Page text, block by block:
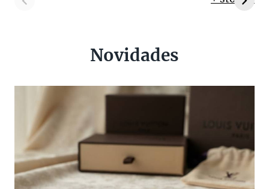
Novidades